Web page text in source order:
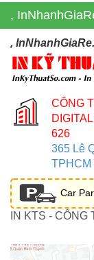
,
,
CÔNG
626
365 Lê
TPHCM
Car
IN KTS -